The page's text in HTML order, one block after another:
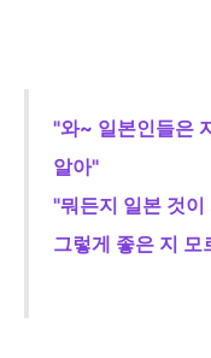
"와~ 일본인들은
알아"
"뭐든지 일본 것
그렇게 좋은 지 모